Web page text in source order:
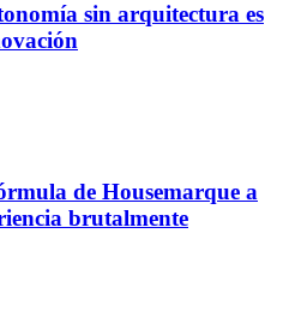
sin arquitectura es
de Housemarque a
brutalmente